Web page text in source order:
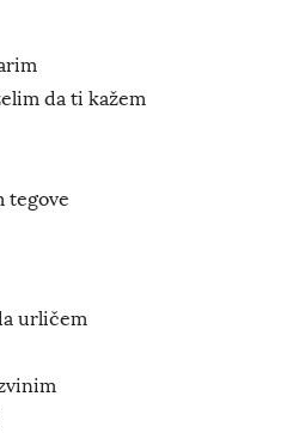
da ti kažem
tegove
urličem